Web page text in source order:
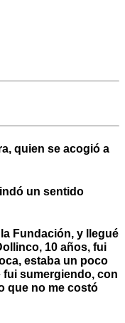
quien se acogió a
un sentido
Fundación, y llegué
10 años, fui
estaba un poco
fui sumergiendo, con
que no me costó